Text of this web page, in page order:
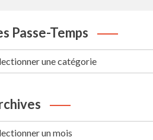
Passe-Temps